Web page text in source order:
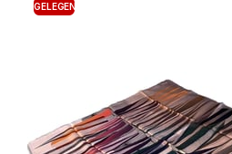
GELEGENHEIT